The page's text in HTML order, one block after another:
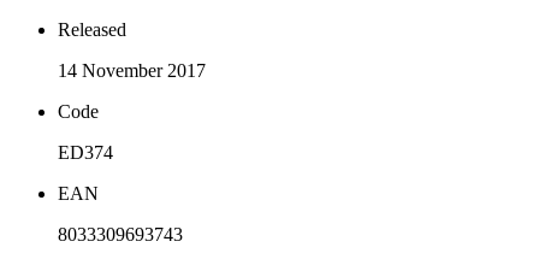
Released
14 November 2017
Code
ED374
EAN
8033309693743